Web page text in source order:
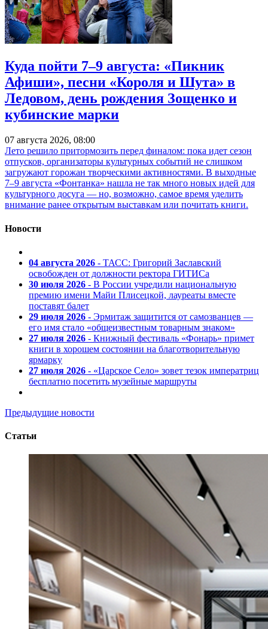
Куда пойти 7–9 августа: «Пикник
Афиши», песни «Короля и Шута» в
Ледовом, день рождения Зощенко и
кубинские марки
07 августа 2026, 08:00
Лето решило притормозить перед финалом: пока идет сезон
отпусков, организаторы культурных событий не слишком
загружают горожан творческими активностями. В выходные
7–9 августа «Фонтанка» нашла не так много новых идей для
культурного досуга — но, возможно, самое время уделить
внимание ранее открытым выставкам или почитать книги.
Новости
04 августа 2026 - ТАСС: Григорий Заславский
освобожден от должности ректора ГИТИСа
30 июля 2026 - В России учредили национальную
премию имени Майи Плисецкой, лауреаты вместе
поставят балет
29 июля 2026 - Эрмитаж защитится от самозванцев —
его имя стало «общеизвестным товарным знаком»
27 июля 2026 - Книжный фестиваль «Фонарь» примет
книги в хорошем состоянии на благотворительную
ярмарку
27 июля 2026 - «Царское Село» зовет тезок императриц
бесплатно посетить музейные маршруты
Предыдущие новости
Статьи